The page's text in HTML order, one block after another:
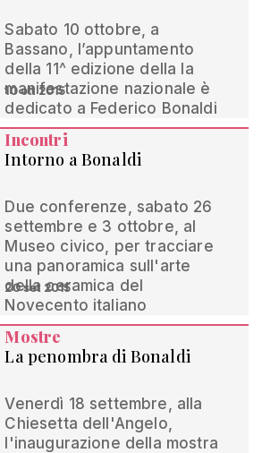
Sabato 10 ottobre, a
Bassano, l’appuntamento
della 11^ edizione della la
manifestazione nazionale è
dedicato a Federico Bonaldi
10 ott 2015
Incontri
Intorno a Bonaldi
Due conferenze, sabato 26
settembre e 3 ottobre, al
Museo civico, per tracciare
una panoramica sull'arte
della ceramica del
Novecento italiano
20 set 2015
Mostre
La penombra di Bonaldi
Venerdì 18 settembre, alla
Chiesetta dell'Angelo,
l'inaugurazione della mostra